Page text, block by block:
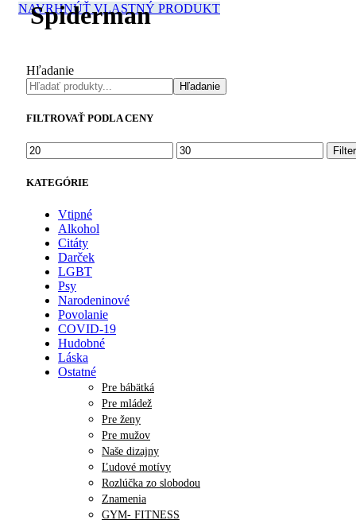
NAVRHNÚŤ VLASTNÝ PRODUKT
Spiderman
Hľadanie
Hľadanie
FILTROVAŤ PODLA CENY
Minimálna
cena
Maximálna
cena
Filter
KATEGÓRIE
Vtipné
Alkohol
Citáty
Darček
LGBT
Psy
Narodeninové
Povolanie
COVID-19
Hudobné
Láska
Ostatné
Pre bábätká
Pre mládež
Pre ženy
Pre mužov
Naše dizajny
Ľudové motívy
Rozlúčka zo slobodou
Znamenia
GYM- FITNESS